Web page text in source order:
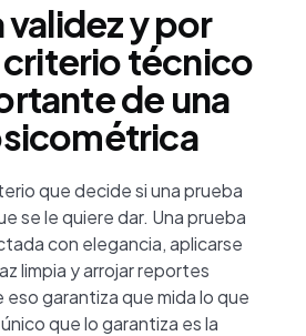
validez y por
criterio técnico
de una
que decide si una prueba
se le quiere dar. Una prueba
con elegancia, aplicarse
limpia y arrojar reportes
garantiza que mida lo que
que lo garantiza es la